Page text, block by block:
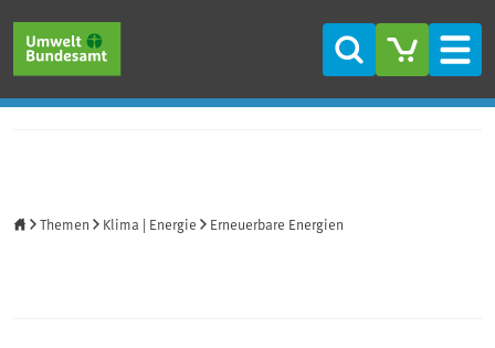
Suche
Themen Klima | Energie Erneuerbare Energien